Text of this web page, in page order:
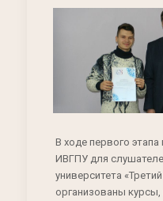
В ходе первого
ИВГПУ для
университета
организованы